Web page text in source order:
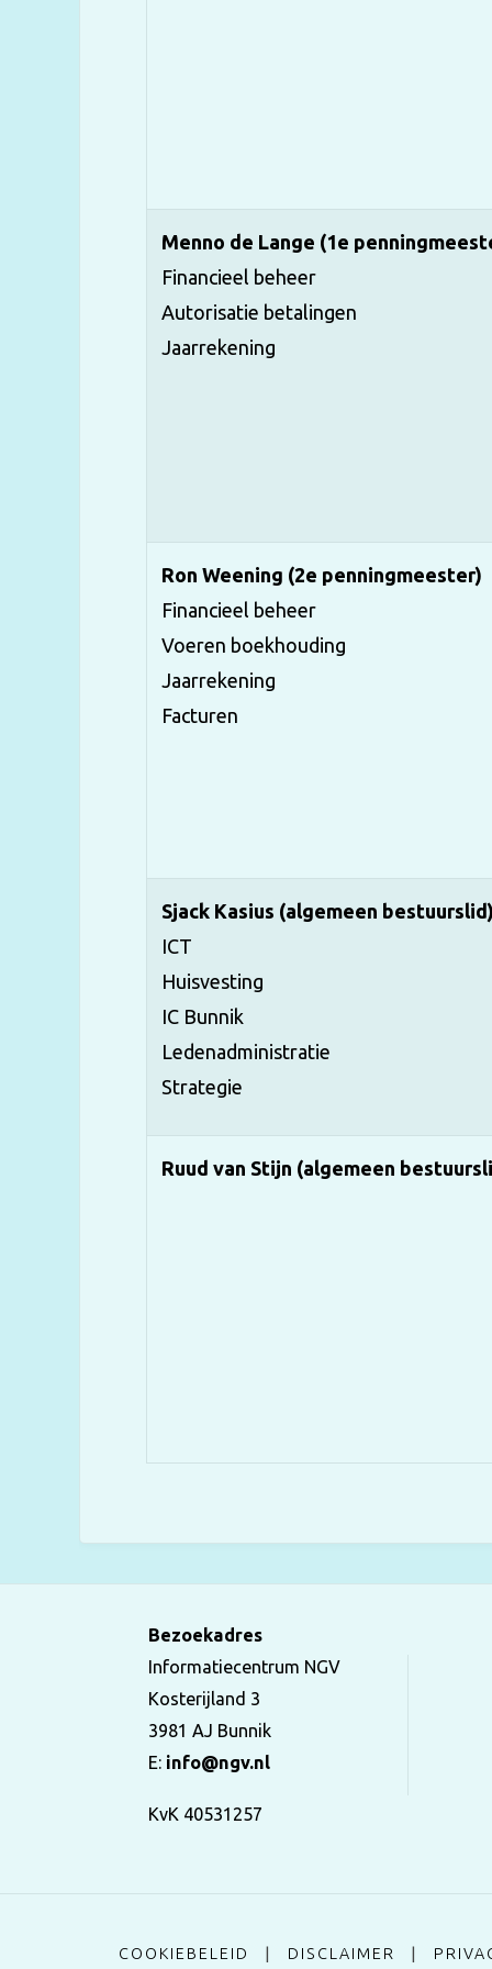
Menno de Lange (1e
Financieel beheer
Autorisatie betalingen
Jaarrekening
Ron Weening (2e penningmeester)
Financieel beheer
Voeren boekhouding
Jaarrekening
Facturen
Sjack Kasius (algemeen
ICT
Huisvesting
IC Bunnik
Ledenadministratie
Strategie
Ruud van Stijn (algemeen
Bezoekadres
Informatiecentrum NGV
Kosterijland 3
3981 AJ Bunnik
E: info@ngv.nl
KvK 40531257
COOKIEBELEID DISCLAIMER